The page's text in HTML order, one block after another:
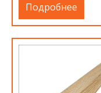
Подробнее